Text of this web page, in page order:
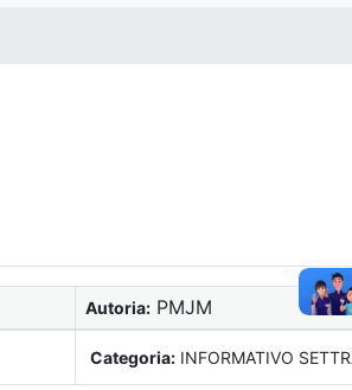
Autoria: PMJM
Categoria: INFORMATIVO